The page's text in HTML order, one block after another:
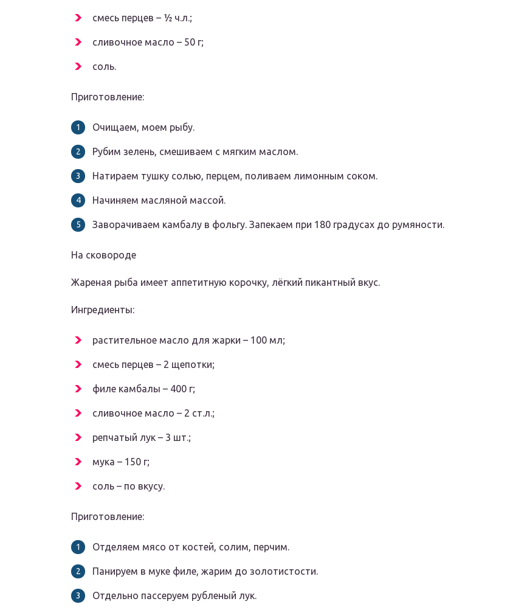
смесь перцев – ½ ч.л.;
сливочное масло – 50 г;
соль.
Приготовление:
Очищаем, моем рыбу.
Рубим зелень, смешиваем с мягким маслом.
Натираем тушку солью, перцем, поливаем лимонным соком.
Начиняем масляной массой.
Заворачиваем камбалу в фольгу. Запекаем при 180 градусах до румяности.
На сковороде
Жареная рыба имеет аппетитную корочку, лёгкий пикантный вкус.
Ингредиенты:
растительное масло для жарки – 100 мл;
смесь перцев – 2 щепотки;
филе камбалы – 400 г;
сливочное масло – 2 ст.л.;
репчатый лук – 3 шт.;
мука – 150 г;
соль – по вкусу.
Приготовление:
Отделяем мясо от костей, солим, перчим.
Панируем в муке филе, жарим до золотистости.
Отдельно пассеруем рубленый лук.